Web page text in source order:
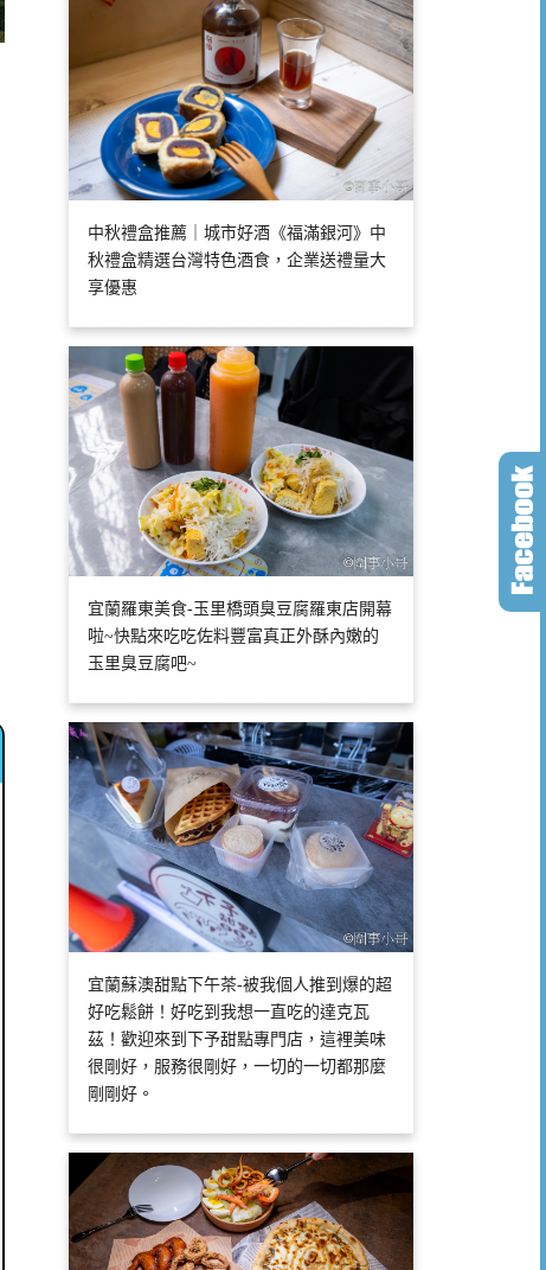
中秋禮盒推薦｜城市好酒《福滿銀河》中
秋禮盒精選台灣特色酒食，企業送禮量大
享優惠
宜蘭羅東美食-玉里橋頭臭豆腐羅東店開幕
啦~快點來吃吃佐料豐富真正外酥內嫩的
玉里臭豆腐吧~
宜蘭蘇澳甜點下午茶-被我個人推到爆的超
好吃鬆餅！好吃到我想一直吃的達克瓦
茲！歡迎來到下予甜點專門店，這裡美味
很剛好，服務很剛好，一切的一切都那麼
剛剛好。